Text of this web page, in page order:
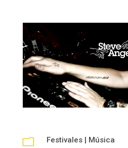
m Festivales| Música